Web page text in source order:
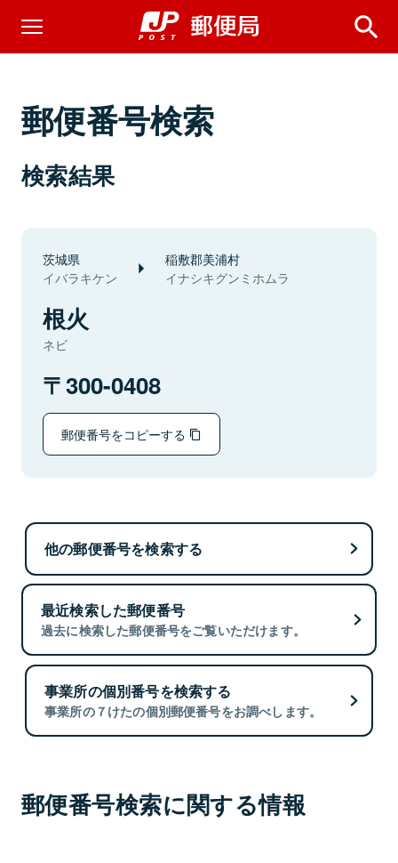
郵便番号検索
検索結果
茨城県
イバラキケン
稲敷郡美浦村
イナシキグンミホムラ
根火
ネビ
300-0408
郵便番号をコピーする
他の郵便番号を検索する
最近検索した郵便番号
過去に検索した郵便番号をご覧いただけます。
事業所の個別番号を検索する
事業所の７けたの個別郵便番号をお調べします。
郵便番号検索に関する情報